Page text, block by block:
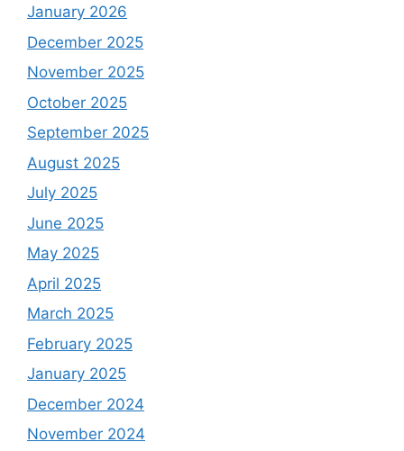
January 2026
December 2025
November 2025
October 2025
September 2025
August 2025
July 2025
June 2025
May 2025
April 2025
March 2025
February 2025
January 2025
December 2024
November 2024